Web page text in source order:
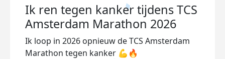
Ik ren tegen kanker tijdens TCS
Amsterdam Marathon 2026
Ik loop in 2026 opnieuw de TCS Amsterdam
Marathon tegen kanker 💪🔥